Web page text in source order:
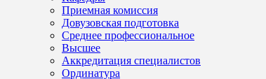
Приемная комиссия
Довузовская подготовка
Среднее профессиональное
Высшее
Аккредитация специалистов
Ординатура